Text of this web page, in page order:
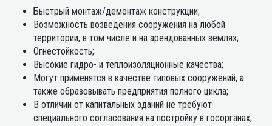
Быстрый монтаж/демонтаж конструкции;
Возможность возведения сооружения на любой
территории, в том числе и на арендованных землях;
Огнестойкость;
Высокие гидро- и теплоизоляционные качества;
Могут применятся в качестве типовых сооружений, а
также образовывать предприятия полного цикла;
В отличии от капитальных зданий не требуют
специального согласования на постройку в госорганах;